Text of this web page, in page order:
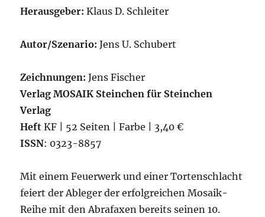
Herausgeber:Klaus D. Schleiter
Autor/Szenario: Jens U. Schubert
Zeichnungen: Jens Fischer
Verlag MOSAIK Steinchen für Steinchen
Verlag
Heft KF | 52 Seiten | Farbe | 3,40 €
ISSN: 0323-8857
Mit einem Feuerwerk und einer Tortenschlacht
feiert der Ableger der erfolgreichen Mosaik-
Reihe mit den Abrafaxen bereits seinen 10.